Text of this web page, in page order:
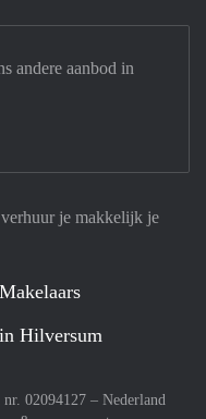
je makkelijk je
Hilversum
02094127 – Nederland
andere aanbod in